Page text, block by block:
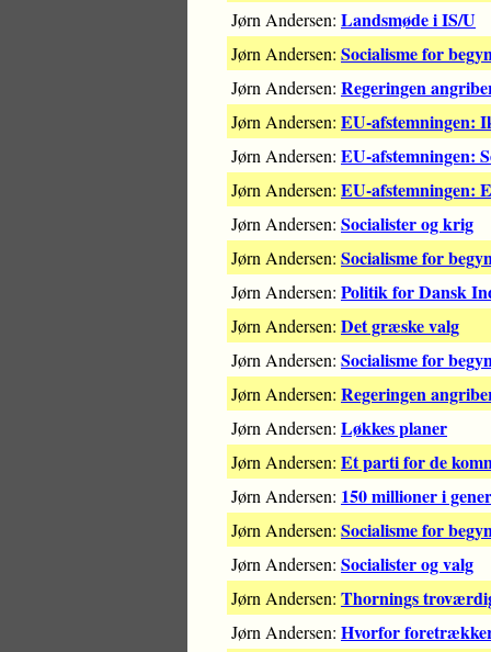
Jørn Andersen: Landsmøde i IS/U
Jørn Andersen: Socialisme for
Jørn Andersen: Regeringen
Jørn Andersen: EU-afstemningen:
Jørn Andersen: EU-afstemningen:
Jørn Andersen: EU-afstemningen:
Jørn Andersen: Socialister og krig
Jørn Andersen: Socialisme for
Jørn Andersen: Politik for Dansk
Jørn Andersen: Det græske valg
Jørn Andersen: Socialisme for
Jørn Andersen: Regeringen
Jørn Andersen: Løkkes planer
Jørn Andersen: Et parti for de
Jørn Andersen: 150 millioner i
Jørn Andersen: Socialisme for
Jørn Andersen: Socialister og valg
Jørn Andersen: Thornings
Jørn Andersen: Hvorfor